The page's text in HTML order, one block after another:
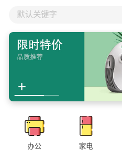
默认关键字
办公 家电